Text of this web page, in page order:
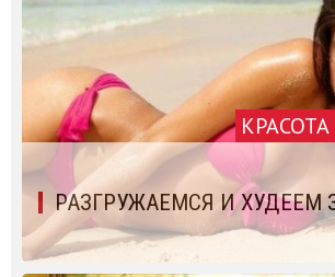
РАЗГРУЖАЕМСЯ И ХУДЕЕМ